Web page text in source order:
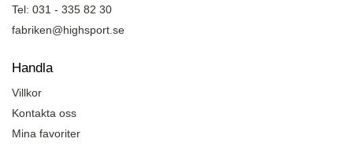
Tel: 031 - 335 82 30
fabriken@highsport.se
Handla
Villkor
Kontakta oss
Mina favoriter